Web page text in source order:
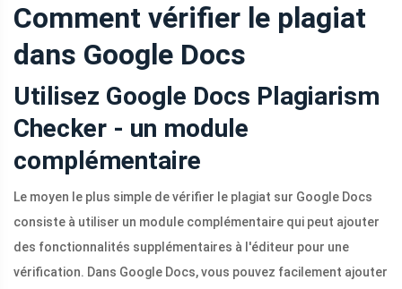
Comment vérifier le plagiat
dans Google Docs
Utilisez Google Docs Plagiarism
Checker - un module
complémentaire
Le moyen le plus simple de vérifier le plagiat sur Google Docs
consiste à utiliser un module complémentaire qui peut ajouter
des fonctionnalités supplémentaires à l'éditeur pour une
vérification. Dans Google Docs, vous pouvez facilement ajouter